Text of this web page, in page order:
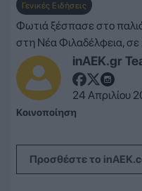
Γενικές Ειδήσεις
inAEK.gr
24 Απριλίου
Φωτιά ξέσπασε στο
στη Νέα Φιλαδέλφεια,
Κοινοποίηση
Προσθέστε το